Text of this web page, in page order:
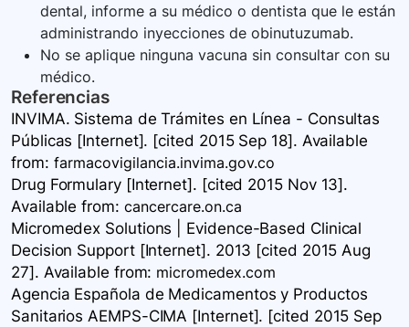
dental, informe a su médico o dentista que le están
administrando inyecciones de obinutuzumab.
No se aplique ninguna vacuna sin consultar con su
médico.
Referencias
INVIMA. Sistema de Trámites en Línea - Consultas
Públicas [Internet]. [cited 2015 Sep 18]. Available
from: farmacovigilancia.invima.gov.co
Drug Formulary [Internet]. [cited 2015 Nov 13].
Available from: cancercare.on.ca
Micromedex Solutions | Evidence-Based Clinical
Decision Support [Internet]. 2013 [cited 2015 Aug
27]. Available from: micromedex.com
Agencia Española de Medicamentos y Productos
Sanitarios AEMPS-CIMA [Internet]. [cited 2015 Sep